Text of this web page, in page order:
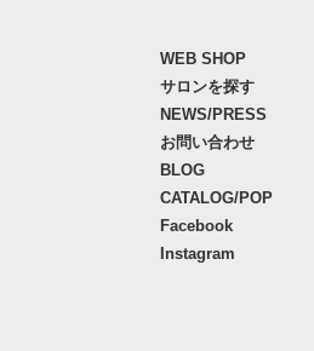
WEB SHOP
サロンを探す
NEWS/PRESS
お問い合わせ
BLOG
CATALOG/POP
Facebook
Instagram